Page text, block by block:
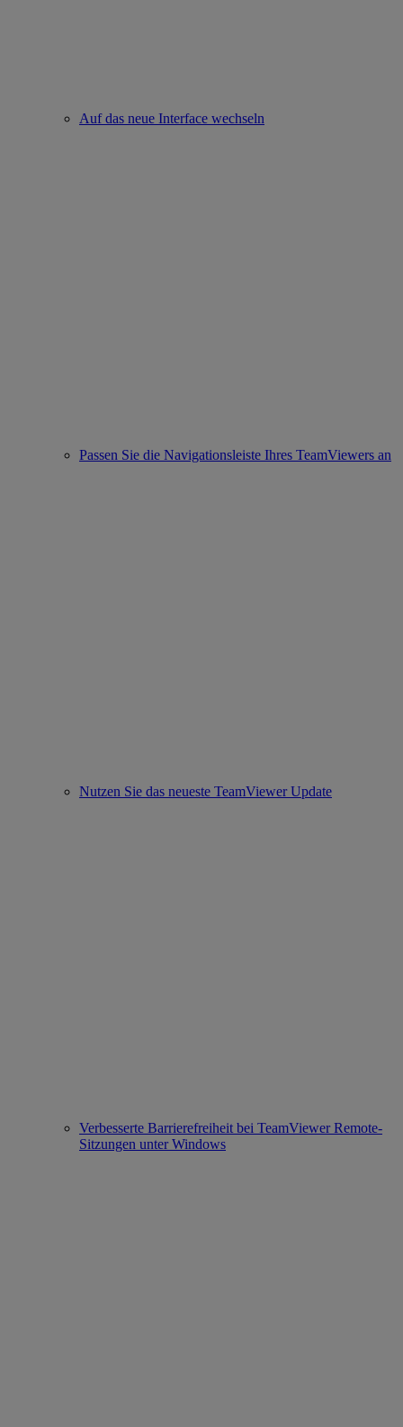
Auf das neue Interface wechseln
Passen Sie die Navigationsleiste Ihres TeamViewers an
Nutzen Sie das neueste TeamViewer Update
Verbesserte Barrierefreiheit bei TeamViewer Remote-
Sitzungen unter Windows